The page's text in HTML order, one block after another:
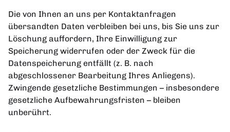
Die von Ihnen an uns per Kontaktanfragen
übersandten Daten verbleiben bei uns, bis Sie uns zur
Löschung auffordern, Ihre Einwilligung zur
Speicherung widerrufen oder der Zweck für die
Datenspeicherung entfällt (z. B. nach
abgeschlossener Bearbeitung Ihres Anliegens).
Zwingende gesetzliche Bestimmungen – insbesondere
gesetzliche Aufbewahrungsfristen – bleiben
unberührt.